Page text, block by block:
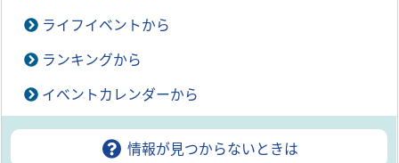
ライフイベントから
ランキングから
イベントカレンダーから
情報が見つからないときは